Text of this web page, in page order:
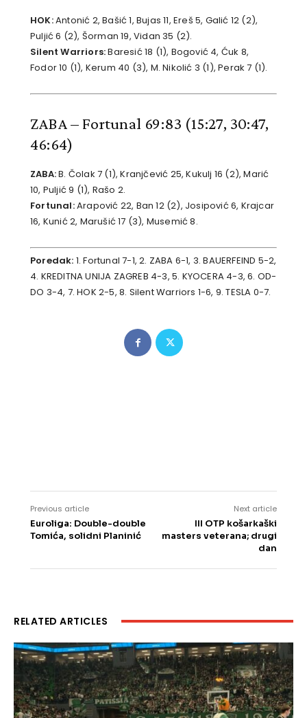
HOK:Antonić 2, Bašić 1, Bujas 11, Ereš 5, Galić 12 (2),
Puljić 6 (2), Šorman 19, Vidan 35 (2).
Silent Warriors:Baresić 18 (1), Bogović 4, Ćuk 8,
Fodor 10 (1), Kerum 40 (3), M. Nikolić 3 (1), Perak 7 (1).
ZABA – Fortunal 69:83 (15:27, 30:47,
46:64)
ZABA:B. Čolak 7 (1), Kranjčević 25, Kukulj 16 (2), Marić
10, Puljić 9 (1), Rašo 2.
Fortunal:Arapović 22, Ban 12 (2), Josipović 6, Krajcar
16, Kunić 2, Marušić 17 (3), Musemić 8.
Poredak: 1. Fortunal 7-1, 2. ZABA 6-1, 3. BAUERFEIND 5-2,
4. KREDITNA UNIJA ZAGREB 4-3, 5. KYOCERA 4-3, 6. OD-
DO 3-4, 7. HOK 2-5, 8. Silent Warriors 1-6, 9. TESLA 0-7.
Previous article
Euroliga: Double-double
Tomića, solidni Planinić
Next article
III OTP košarkaški
masters veterana; drugi
dan
RELATED ARTICLES